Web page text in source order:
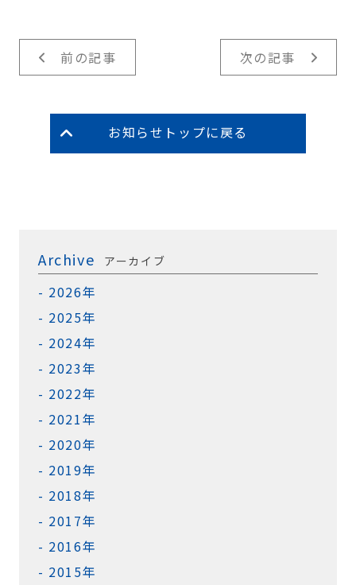
前の記事 次の記事
お知らせトップに戻る
Archive アーカイブ
2026年
2025年
2024年
2023年
2022年
2021年
2020年
2019年
2018年
2017年
2016年
2015年